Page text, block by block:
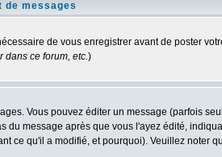
de messages
de vous enregistrer avant de poster
dans ce forum, etc.)
Vous pouvez éditer un message (parfois
message après que vous l'ayez édité,
qu'il a modifié, et pourquoi). Veuillez noter